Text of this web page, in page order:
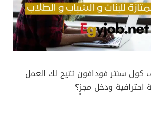
سنتر فودافون تتيح لك العمل
احترافية ودخل مجزٍ؟